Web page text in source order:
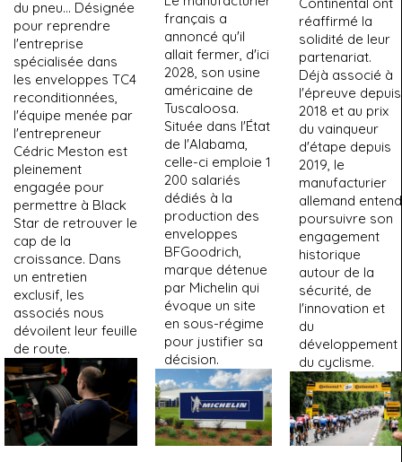
du pneu… Désignée
pour reprendre
l'entreprise
spécialisée dans
les enveloppes TC4
reconditionnées,
l'équipe menée par
l'entrepreneur
Cédric Meston est
pleinement
engagée pour
permettre à Black
Star de retrouver le
cap de la
croissance. Dans
un entretien
exclusif, les
associés nous
dévoilent leur feuille
de route.
français a
annoncé qu'il
allait fermer, d'ici
2028, son usine
américaine de
Tuscaloosa.
Située dans l'État
de l'Alabama,
celle-ci emploie 1
200 salariés
dédiés à la
production des
enveloppes
BFGoodrich,
marque détenue
par Michelin qui
évoque un site
en sous-régime
pour justifier sa
décision.
réaffirmé la
solidité de leur
partenariat.
Déjà associé à
l'épreuve depuis
2018 et au prix
du vainqueur
d'étape depuis
2019, le
manufacturier
allemand entend
poursuivre son
engagement
historique
autour de la
sécurité, de
l'innovation et
du
développement
du cyclisme.